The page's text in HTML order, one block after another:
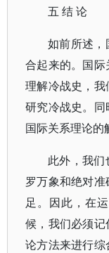
五 结 论
如前所述，
合起来的。国
理解冷战史，
研究冷战史。
国际关系理论的
此外，我
罗万象和绝对
足。因此，在
候，我们必须
论方法来进行